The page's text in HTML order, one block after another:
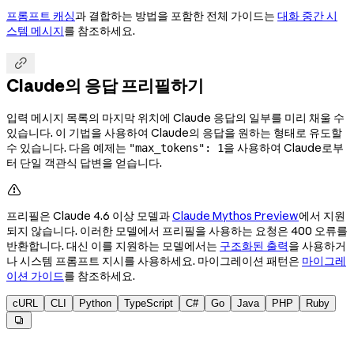
프롬프트 캐싱과 결합하는 방법을 포함한 전체 가이드는 대화 중간 시
스템 메시지를 참조하세요.

Claude의 응답 프리필하기
입력 메시지 목록의 마지막 위치에 Claude 응답의 일부를 미리 채울 수
있습니다. 이 기법을 사용하여 Claude의 응답을 원하는 형태로 유도할
수 있습니다. 다음 예제는 "max_tokens": 1을 사용하여 Claude로부
터 단일 객관식 답변을 얻습니다.

프리필은 Claude 4.6 이상 모델과Claude Mythos Preview에서 지원
되지 않습니다. 이러한 모델에서 프리필을 사용하는 요청은 400 오류를
반환합니다. 대신 이를 지원하는 모델에서는 구조화된 출력을 사용하거
나 시스템 프롬프트 지시를 사용하세요. 마이그레이션 패턴은 마이그레
이션 가이드를 참조하세요.
cURL CLI Python TypeScript C# Go Java PHP Ruby
